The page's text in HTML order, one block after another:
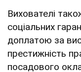
Вихователі
соціальних
доплатою за
престижність
посадового